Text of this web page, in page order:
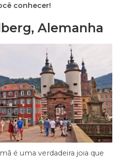
conhecer!
Alemanha
é uma verdadeira joia que